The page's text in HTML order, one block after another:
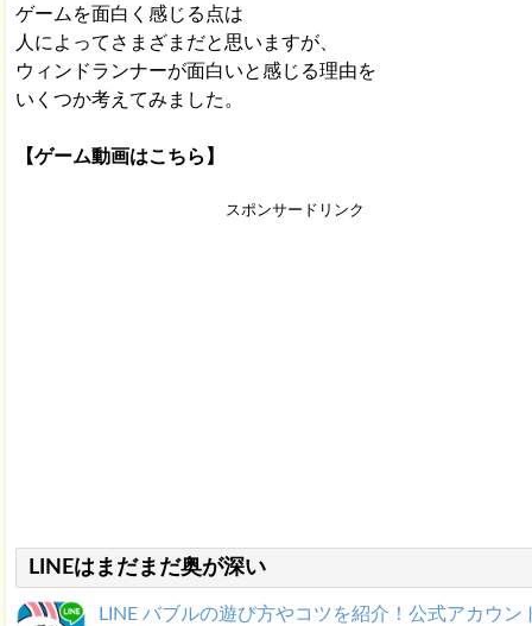
ゲームを面白く感じる点は
人によってさまざまだと思いますが、
ウィンドランナーが面白いと感じる理由を
いくつか考えてみました。
【ゲーム動画はこちら】
スポンサードリンク
LINEはまだまだ奥が深い
LINE バブルの遊び方やコツを紹介！公式アカウン